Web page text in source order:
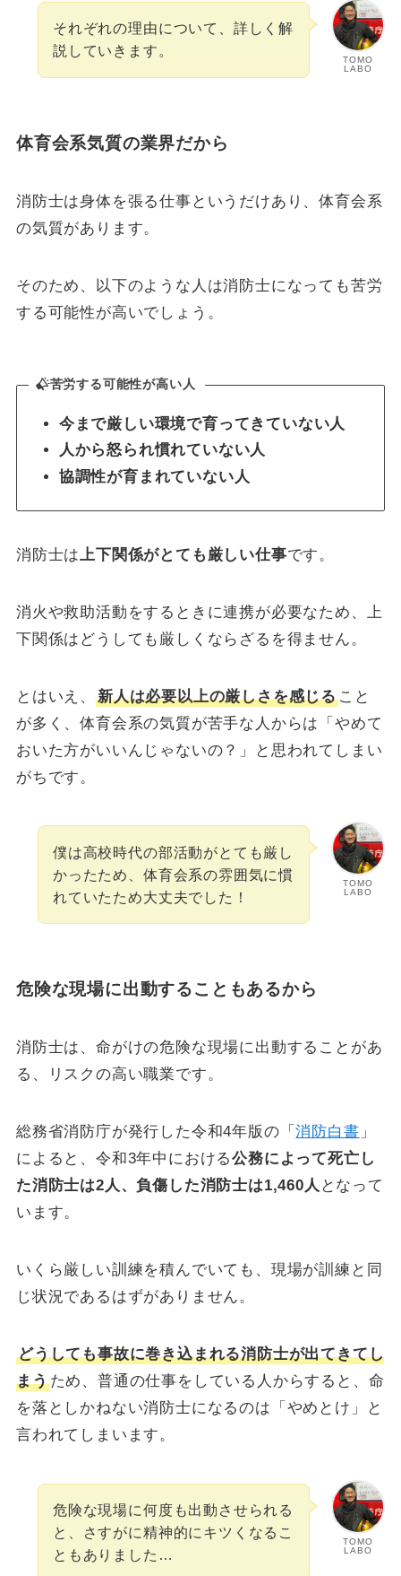
TOMO
LABO
それぞれの理由について、詳しく解
説していきます。
体育会系気質の業界だから
消防士は身体を張る仕事というだけあり、体育会系
の気質があります。
そのため、以下のような人は消防士になっても苦労
する可能性が高いでしょう。
苦労する可能性が高い人
今まで厳しい環境で育ってきていない人
人から怒られ慣れていない人
協調性が育まれていない人
消防士は上下関係がとても厳しい仕事です。
消火や救助活動をするときに連携が必要なため、上
下関係はどうしても厳しくならざるを得ません。
とはいえ、 新人は必要以上の厳しさを感じる こと
が多く、体育会系の気質が苦手な人からは「やめて
おいた方がいいんじゃないの？」と思われてしまい
がちです。
TOMO
LABO
僕は高校時代の部活動がとても厳し
かったため、体育会系の雰囲気に慣
れていたため大丈夫でした！
危険な現場に出動することもあるから
消防士は、命がけの危険な現場に出動することがあ
る、リスクの高い職業です。
総務省消防庁が発行した令和4年版の「消防白書 」
によると、令和3年中における公務によって死亡し
た消防士は2人、負傷した消防士は1,460人 となって
います。
いくら厳しい訓練を積んでいても、現場が訓練と同
じ状況であるはずがありません。
どうしても事故に巻き込まれる消防士が出てきてし
まうため、普通の仕事をしている人からすると、命
を落としかねない消防士になるのは「やめとけ」と
言われてしまいます。
TOMO
LABO
危険な現場に何度も出動させられる
と、さすがに精神的にキツくなるこ
ともありました…